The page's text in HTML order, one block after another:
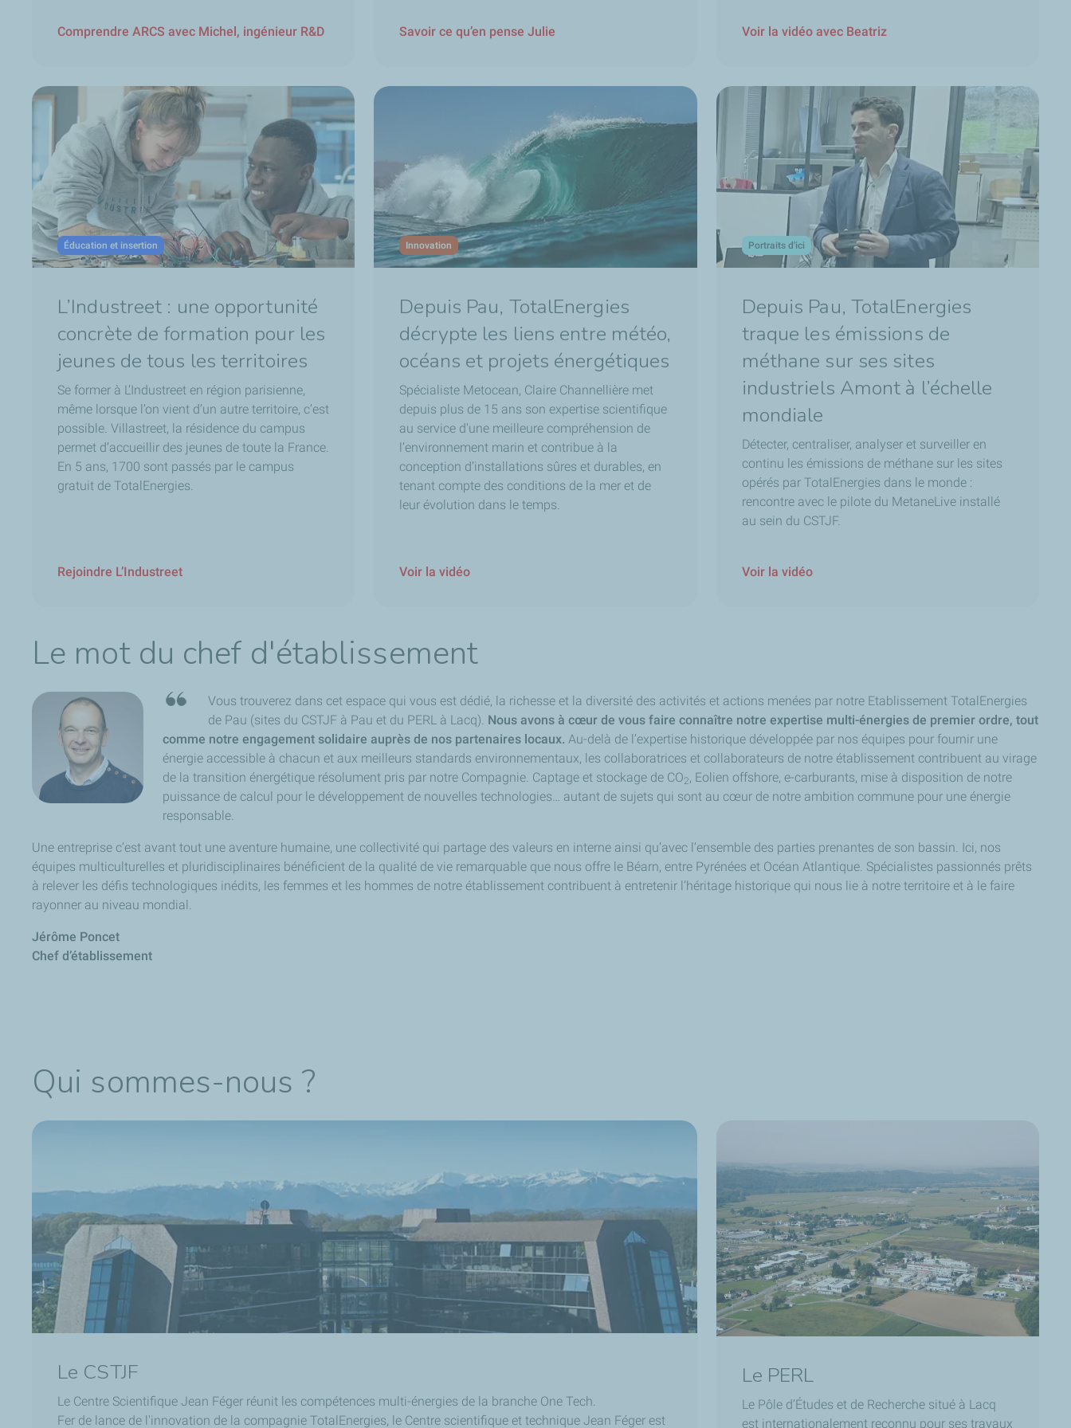
"Ici, nous sommes en mouvement.
C'est souvent un travail collaboratif. On travaille beaucoup avec des start-up ou des universitaires, que ça soit au niveau national, international, ou local.
On concentre tous nos efforts pour relever les défis de la décarbonation."
Ici, avec les équipes du CSTJF et du PERL, nous sommes en mouvement.
Pour préserver notre capacité d'innovation face aux nouveaux défis du secteur de l'énergie.
Ici, nous sommes engagés. Nous œuvrons pour une énergie plus abordable, plus disponible et plus durable.
Pour une énergie accessible au plus grand nombre aujourd'hui et demain.
TotalEnergies
Janvier 2025
Comprendre ARCS avec Michel, ingénieur R&D Savoir ce qu’en pense Julie Voir la vidéo avec Beatriz
Éducation et insertion
L’Industreet : une opportunité
concrète de formation pour les
jeunes de tous les territoires
Se former à L’Industreet en région parisienne,
même lorsque l’on vient d’un autre territoire, c’est
possible. Villastreet, la résidence du campus
permet d’accueillir des jeunes de toute la France.
En 5 ans, 1700 sont passés par le campus
gratuit de TotalEnergies.
Rejoindre L’Industreet
Innovation
Depuis Pau, TotalEnergies
décrypte les liens entre météo,
océans et projets énergétiques
Spécialiste Metocean, Claire Channellière met
depuis plus de 15 ans son expertise scientifique
au service d'une meilleure compréhension de
l’environnement marin et contribue à la
conception d’installations sûres et durables, en
tenant compte des conditions de la mer et de
leur évolution dans le temps.
Voir la vidéo
Portraits d'ici
Depuis Pau, TotalEnergies
traque les émissions de
méthane sur ses sites
industriels Amont à l’échelle
mondiale
Détecter, centraliser, analyser et surveiller en
continu les émissions de méthane sur les sites
opérés par TotalEnergies dans le monde :
rencontre avec le pilote du MetaneLiveinstallé
au sein du CSTJF.
Voir la vidéo
Le mot du chef d'établissement
Vous trouverez dans cet espace qui vous est dédié, la richesse et la diversité des activités et actions menées par notre Etablissement TotalEnergies
de Pau (sites du CSTJF à Pau et du PERL à Lacq). Nous avons à cœur de vous faire connaître notre expertise multi-énergies de premier ordre, tout
comme notre engagement solidaire auprès de nos partenaires locaux. Au-delà de l’expertise historique développée par nos équipes pour fournir une
énergie accessible à chacun et aux meilleurs standards environnementaux, les collaboratrices et collaborateurs de notre établissement contribuent au virage
de la transition énergétique résolument pris par notre Compagnie. Captage et stockage de CO2, Eolien offshore, e-carburants, mise à disposition de notre
puissance de calcul pour le développement de nouvelles technologies… autant de sujets qui sont au cœur de notre ambition commune pour une énergie
responsable.
Une entreprise c’est avant tout une aventure humaine, une collectivité qui partage des valeurs en interne ainsi qu’avec l’ensemble des parties prenantes de son bassin. Ici, nos
équipes multiculturelles et pluridisciplinaires bénéficient de la qualité de vie remarquable que nous offre le Béarn, entre Pyrénées et Océan Atlantique. Spécialistes passionnés prêts
à relever les défis technologiques inédits, les femmes et les hommes de notre établissement contribuent à entretenir l’héritage historique qui nous lie à notre territoire et à le faire
rayonner au niveau mondial.
Jérôme Poncet
Chef d’établissement
Qui sommes-nous ?
Le CSTJF
Le Centre Scientifique Jean Féger réunit les compétences multi-énergies de la branche One Tech.
Fer de lance de l'innovation de la compagnie TotalEnergies, le Centre scientifique et technique Jean Féger est
Le PERL
Le Pôle d’Études et de Recherche situé à Lacq
est internationalement reconnu pour ses travaux